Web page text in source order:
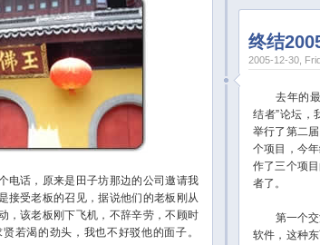
话，原来是田子坊那边的公司邀请我
接受老板的召见，据说他们的老板刚从
，该老板刚下飞机，不辞辛劳，不顾时
若渴的劲头，我也不好驳他的面子。
终结
2005-12-30,
去年的最
结者”论坛，
举行了第二
个项目，今
作了三个项
者了。
第一个交
软件，这种